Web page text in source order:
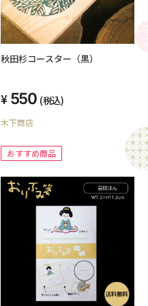
秋田杉コースター（黒）
550 (税込)
木下商店
おすすめ商品